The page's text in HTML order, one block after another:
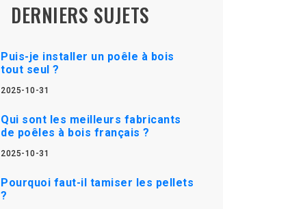
DERNIERS SUJETS
Puis-je installer un poêle à bois
tout seul ?
2025-10-31
Qui sont les meilleurs fabricants
de poêles à bois français ?
2025-10-31
Pourquoi faut-il tamiser les pellets
?